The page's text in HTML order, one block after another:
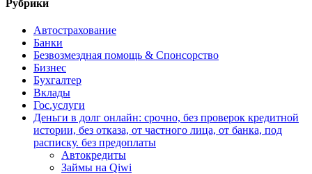
Рубрики
Автострахование
Банки
Безвозмездная помощь & Спонсорство
Бизнес
Бухгалтер
Вклады
Гос.услуги
Деньги в долг онлайн: срочно, без проверок кредитной
истории, без отказа, от частного лица, от банка, под
расписку. без предоплаты
Автокредиты
Займы на Qiwi